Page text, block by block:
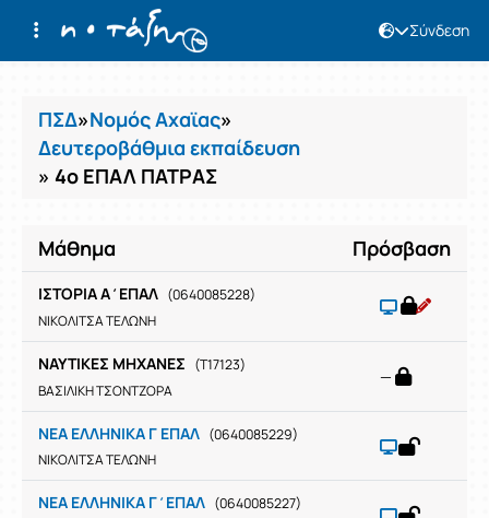
Σύνδεση
Μαθήματα
ΠΣΔ»Νομός Αχαϊας»
Δευτεροβάθμια εκπαίδευση
» 4ο ΕΠΑΛ ΠΑΤΡΑΣ
Μάθημα Πρόσβαση
ΙΣΤΟΡΙΑ Α΄ΕΠΑΛ (0640085228)
ΝΙΚΟΛΙΤΣΑ ΤΕΛΩΝΗ
ΝΑΥΤΙΚΕΣ ΜΗΧΑΝΕΣ (T17123)
ΒΑΣΙΛΙΚΗ ΤΣΟΝΤΖΟΡΑ
—
ΝΕΑ ΕΛΛΗΝΙΚΑ Γ ΕΠΑΛ (0640085229)
ΝΙΚΟΛΙΤΣΑ ΤΕΛΩΝΗ
ΝΕΑ ΕΛΛΗΝΙΚΑ Γ΄ΕΠΑΛ (0640085227)